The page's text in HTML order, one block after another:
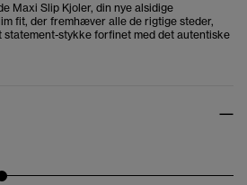
Maxi Slip Kjoler, din nye alsidige
fit, der fremhæver alle de rigtige steder,
stykke forfinet med det autentiske